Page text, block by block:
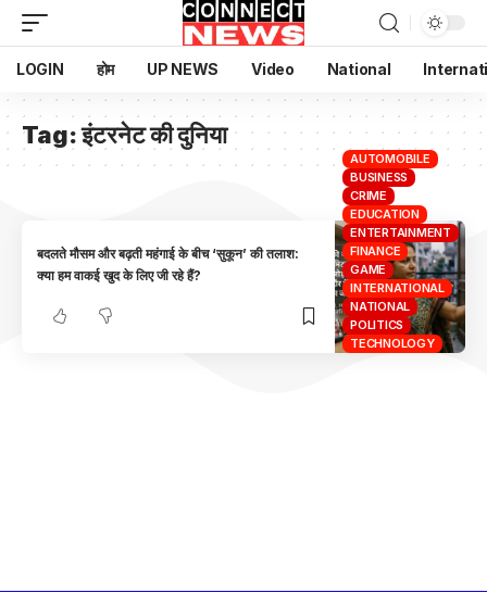
LOGIN होम UP NEWS Video National
Tag:इंटरनेट की दुनिया
AUTOMOBILE
BUSINESS
CRIME
EDUCATION
ENTERTAINMENT
FINANCE
GAME
INTERNATIONAL
NATIONAL
POLITICS
TECHNOLOGY
बदलते मौसम और बढ़ती महंगाई के बीच ‘सुकून’ की तलाश:
क्या हम वाकई खुद के लिए जी रहे हैं?